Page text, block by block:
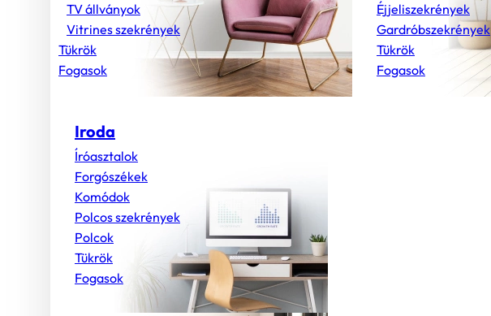
TV állványok
Vitrines szekrények
Tükrök
Fogasok
Éjjeliszekrények
Gardróbszekrények
Tükrök
Fogasok
Iroda
Íróasztalok
Forgószékek
Komódok
Polcos szekrények
Polcok
Tükrök
Fogasok